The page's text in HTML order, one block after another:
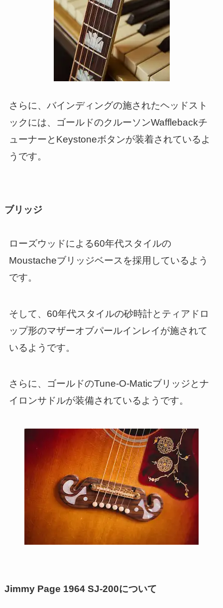
さらに、バインディングの施されたヘッドスト
ックには、ゴールドのクルーソンWafflebackチ
ューナーとKeystoneボタンが装着されているよ
うです。
ブリッジ
ローズウッドによる60年代スタイルの
Moustacheブリッジベースを採用しているよう
です。
そして、60年代スタイルの砂時計とティアドロ
ップ形のマザーオブパールインレイが施されて
いるようです。
さらに、ゴールドのTune-O-Maticブリッジとナ
イロンサドルが装備されているようです。
Jimmy Page 1964 SJ-200について